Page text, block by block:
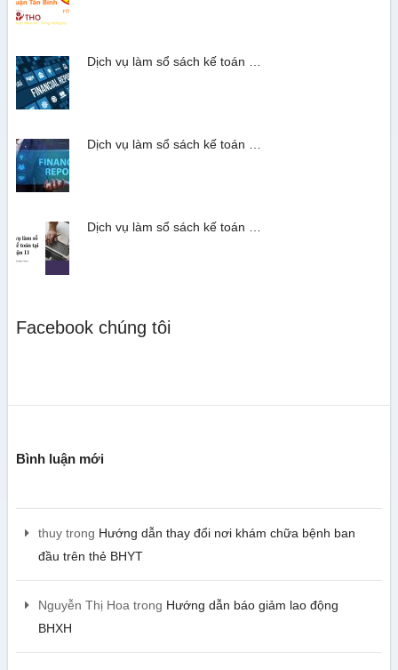
Dịch vụ làm sổ sách kế toán …
Dịch vụ làm sổ sách kế toán …
Dịch vụ làm sổ sách kế toán …
Facebook chúng tôi
Bình luận mới
thuytrong Hướng dẫn thay đổi nơi khám chữa bệnh ban
đầu trên thẻ BHYT
Nguyễn Thị Hoa trong Hướng dẫn báo giảm lao động
BHXH